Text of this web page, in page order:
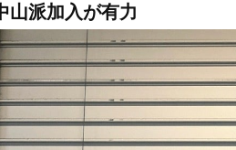
山派加入が有力